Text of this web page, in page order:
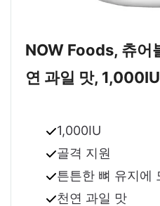
NOW Foods, 츄어
연 과일 맛, 1,000IU
1,000IU
골격 지원
튼튼한 뼈 유지에
천연 과일 맛